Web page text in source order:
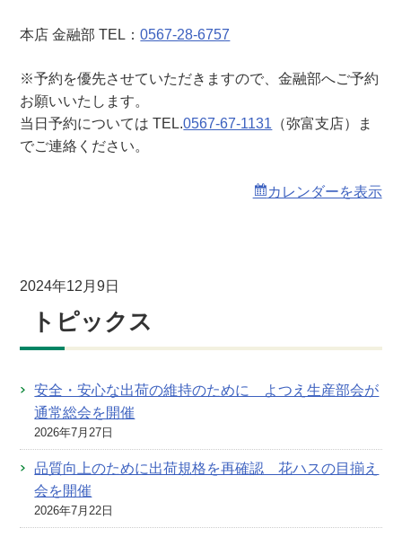
本店 金融部 TEL：0567-28-6757
※予約を優先させていただきますので、金融部へご予約
お願いいたします。
当日予約については TEL.0567-67-1131 （弥富支店）ま
でご連絡ください。
カレンダーを表示
2024年12月9日
トピックス
安全・安心な出荷の維持のために よつえ生産部会が
通常総会を開催
2026年7月27日
品質向上のために出荷規格を再確認 花ハスの目揃え
会を開催
2026年7月22日